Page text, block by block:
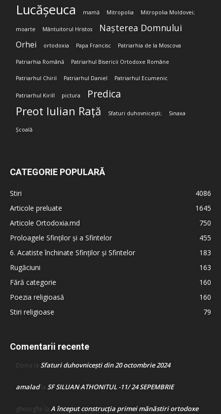
Lucășeuca mamă Mitropolia Mitropolia Moldovei;
moarte Mântuitorul Hristos Nașterea Domnului
Orhei ortodoxia Papa Francisc Patriarhia de la Moscova
Patriarhia Română Patriarhul Bisericii Ortodoxe Române
Patriarhul Chiril Patriarhul Daniel Patriarhul Ecumenic
Patriarhul Kirill pictura Predica
Preot Iulian Rață Sfaturi duhovnicești; Sinaxa
Școală
CATEGORIE POPULARĂ
Stiri
4086
Articole preluate
1645
Articole Ortodoxia.md
750
Proloagele Sfinților și a Sfintelor
455
6. Acatiste închinate Sfinților și Sfintelor
183
Rugăciuni
163
Fără categorie
160
Poezia religioasă
160
Stiri religioase
79
Comentarii recente
Doina la Sfaturi duhovnicești din 20 octombrie 2024
amaladla SF SILUAN ATHONITUL -11/ 24 SEPEMBRIE
gheorghe la A început construcţia primei mănăstiri ortodoxe